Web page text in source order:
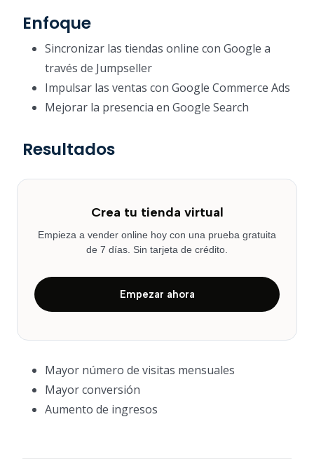
Enfoque
Sincronizar las tiendas online con Google a
través de Jumpseller
Impulsar las ventas con Google Commerce Ads
Mejorar la presencia en Google Search
Resultados
Crea tu tienda virtual
Empieza a vender online hoy con una prueba gratuita
de 7 días. Sin tarjeta de crédito.
Empezar ahora
Mayor número de visitas mensuales
Mayor conversión
Aumento de ingresos